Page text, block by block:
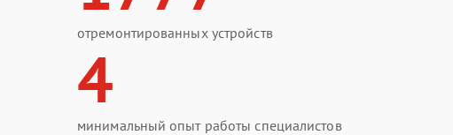
отремонтированных устройств
4
минимальный опыт работы специалистов